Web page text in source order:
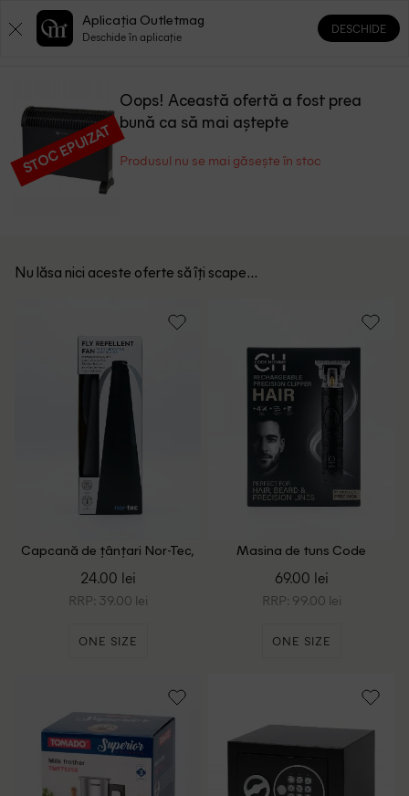
0 0
STOC EPUIZAT
Oops! Această ofertă a fost prea
bună ca să mai aștepte
Produsul nu se mai găsește în stoc
Nu lăsa nici aceste oferte să îți scape...
Capcană de țânțari Nor-Tec,
24.00 lei
RRP: 39.00 lei
ONE SIZE
Masina de tuns Code
69.00 lei
RRP: 99.00 lei
ONE SIZE
Aplicația Outletmag
Deschide în aplicație
DESCHIDE